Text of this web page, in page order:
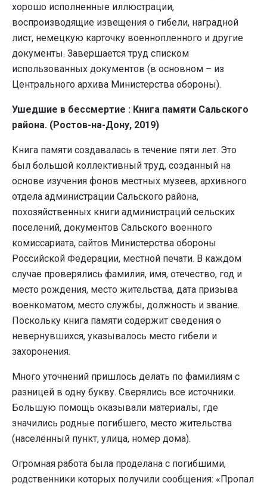
хорошо исполненные иллюстрации,
воспроизводящие извещения о гибели, наградной
лист, немецкую карточку военнопленного и другие
документы. Завершается труд списком
использованных документов (в основном – из
Центрального архива Министерства обороны).
Ушедшие в бессмертие : Книга памяти Сальского
района. (Ростов-на-Дону, 2019)
Книга памяти создавалась в течение пяти лет. Это
был большой коллективный труд, созданный на
основе изучения фонов местных музеев, архивного
отдела администрации Сальского района,
похозяйственных книги администраций сельских
поселений, документов Сальского военного
комиссариата, сайтов Министерства обороны
Российской Федерации, местной печати. В каждом
случае проверялись фамилия, имя, отечество, год и
место рождения, место жительства, дата призыва
военкоматом, место службы, должность и звание.
Поскольку книга памяти содержит сведения о
невернувшихся, указывалось место гибели и
захоронения.
Много уточнений пришлось делать по фамилиям с
разницей в одну букву. Сверялись все источники.
Большую помощь оказывали материалы, где
значились родные погибшего, место жительства
(населённый пункт, улица, номер дома).
Огромная работа была проделана с погибшими,
родственники которых получили сообщения: «Пропал